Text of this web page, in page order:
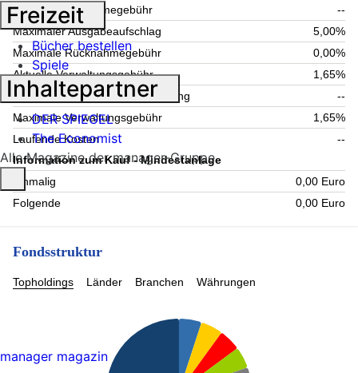
Aktuelle Rücknahmegebühr
--
Maximaler Ausgabeaufschlag
5,00%
Maximale Rücknahmegebühr
0,00%
Aktuelle Verwaltungsgebühr
1,65%
Maximale Verwahrstellenvergütung
--
Maximale Verwaltungsgebühr
1,65%
Laufende Kosten
--
Information zum Kauf - Mindestanlage
Einmalig
0,00 Euro
Folgende
0,00 Euro
Fondsstruktur
Topholdings Länder Branchen Währungen
Freizeit
Bücher bestellen
Spiele
Inhaltepartner
DER SPIEGEL
The Economist
Alle Magazine der manager-Gruppe
manager magazin